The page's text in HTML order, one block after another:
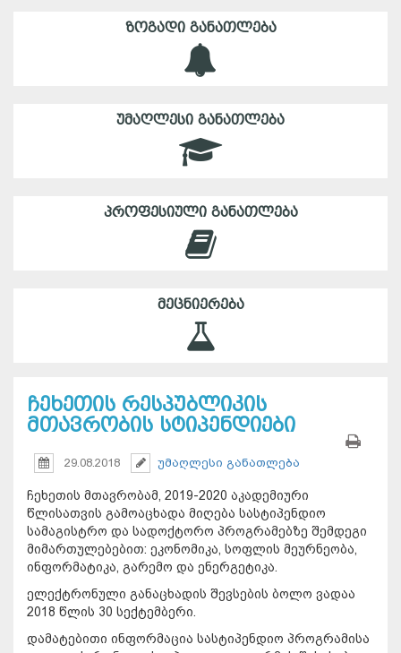
ᲖᲝᲒᲐᲓᲘ ᲒᲐᲜᲐᲗᲚᲔᲑᲐ
ᲣᲛᲐᲦᲚᲔᲡᲘ ᲒᲐᲜᲐᲗᲚᲔᲑᲐ
ᲞᲠᲝᲤᲔᲡᲘᲣᲚᲘ ᲒᲐᲜᲐᲗᲚᲔᲑᲐ
ᲛᲔᲪᲜᲘᲔᲠᲔᲑᲐ
ჩეხეთის რესპუბლიკის
მთავრობის სტიპენდიები
29.08.2018 უმაღლესი განათლება
ჩეხეთის მთავრობამ, 2019-2020 აკადემიური
წლისათვის გამოაცხადა მიღება სასტიპენდიო
სამაგისტრო და სადოქტორო პროგრამებზე შემდეგი
მიმართულებებით: ეკონომიკა, სოფლის მეურნეობა,
ინფორმატიკა, გარემო და ენერგეტიკა.
ელექტრონული განაცხადის შევსების ბოლო ვადაა
2018 წლის 30 სექტემბერი.
დამატებითი ინფორმაცია სასტიპენდიო პროგრამისა